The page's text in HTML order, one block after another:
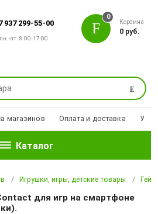
937 299-55-00
пн.-пт. 8:00-17:00
Поиск
0
Корзина
0 руб.
магазинов Оплата и доставка
Каталог
Игрушки, игры, детские товары
для игр на смартфоне